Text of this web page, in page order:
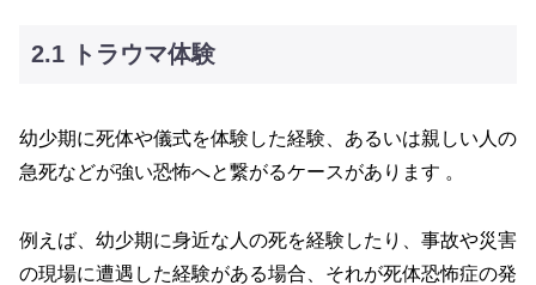
2.1 トラウマ体験
幼少期に死体や儀式を体験した経験、あるいは親しい人の
急死などが強い恐怖へと繋がるケースがあります 。
例えば、幼少期に身近な人の死を経験したり、事故や災害
の現場に遭遇した経験がある場合、それが死体恐怖症の発